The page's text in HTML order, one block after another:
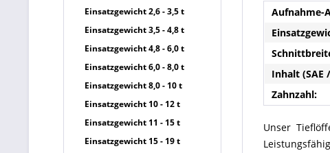
Einsatzgewicht 2,6 - 3,5 t
Einsatzgewicht 3,5 - 4,8 t
Einsatzgewicht 4,8 - 6,0 t
Einsatzgewicht 6,0 - 8,0 t
Einsatzgewicht 8,0 - 10 t
Einsatzgewicht 10 - 12 t
Einsatzgewicht 11 - 15 t
Einsatzgewicht 15 - 19 t
Aufnahme-
Inhalt (SAE
Zahnzahl:
Unser